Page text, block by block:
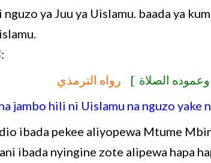
nguzo ya Juu ya Uislamu. baada ya
:
وعموده الصلاة ] رواه الترمذي
jambo hili ni Uislamu na nguzo yake
ibada pekee aliyopewa Mtume
ibada nyingine zote alipewa hapa